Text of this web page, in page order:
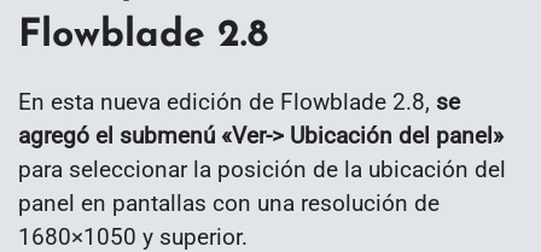
Flowblade 2.8
En esta nueva edición de Flowblade 2.8, se
agregó el submenú «Ver-> Ubicación del panel»
para seleccionar la posición de la ubicación del
panel en pantallas con una resolución de
1680×1050 y superior.